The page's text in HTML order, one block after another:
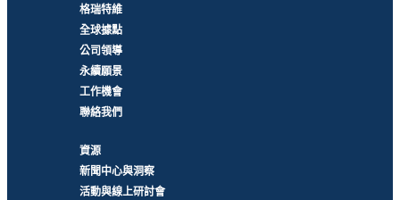
格瑞特維
全球據點
公司領導
永續願景
工作機會
聯絡我們
資源
新聞中心與洞察
活動與線上研討會